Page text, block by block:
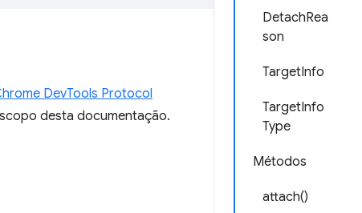
DetachRea
son
TargetInfo
TargetInfo
Type
Métodos
attach()
DevTools Protocol
desta documentação.